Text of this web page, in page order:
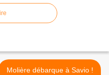
Molière débarque à Savio !